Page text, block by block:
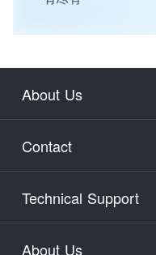
About Us
Contact
Technical Support
About Us